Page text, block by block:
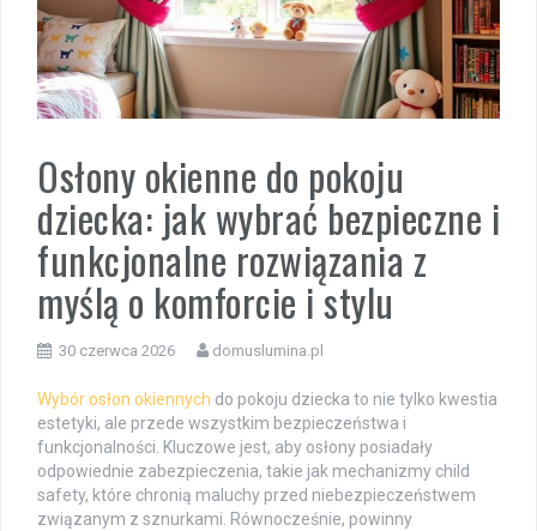
Osłony okienne do pokoju
dziecka: jak wybrać bezpieczne i
funkcjonalne rozwiązania z
myślą o komforcie i stylu
30 czerwca 2026 domuslumina.pl
Wybór osłon okiennych do pokoju dziecka to nie tylko kwestia
estetyki, ale przede wszystkim bezpieczeństwa i
funkcjonalności. Kluczowe jest, aby osłony posiadały
odpowiednie zabezpieczenia, takie jak mechanizmy child
safety, które chronią maluchy przed niebezpieczeństwem
związanym z sznurkami. Równocześnie, powinny